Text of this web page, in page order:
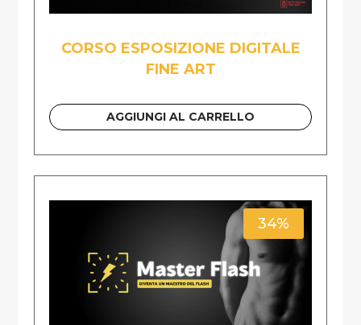
CORSO ESPOSIZIONE DIGITALE
FINE ART
AGGIUNGI AL CARRELLO
34%